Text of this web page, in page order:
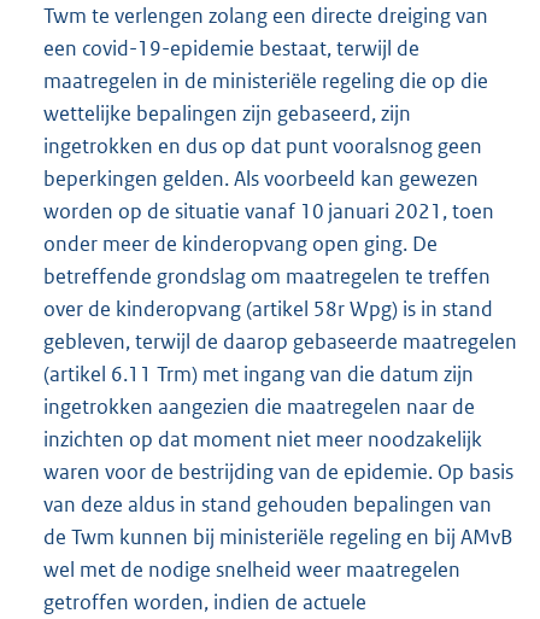
Twm te verlengen zolang een directe dreiging van
een covid-19-epidemie bestaat, terwijl de
maatregelen in de ministeriële regeling die op die
wettelijke bepalingen zijn gebaseerd, zijn
ingetrokken en dus op dat punt vooralsnog geen
beperkingen gelden. Als voorbeeld kan gewezen
worden op de situatie vanaf 10 januari 2021, toen
onder meer de kinderopvang open ging. De
betreffende grondslag om maatregelen te treffen
over de kinderopvang (artikel 58r Wpg) is in stand
gebleven, terwijl de daarop gebaseerde maatregelen
(artikel 6.11 Trm) met ingang van die datum zijn
ingetrokken aangezien die maatregelen naar de
inzichten op dat moment niet meer noodzakelijk
waren voor de bestrijding van de epidemie. Op basis
van deze aldus in stand gehouden bepalingen van
de Twm kunnen bij ministeriële regeling en bij AMvB
wel met de nodige snelheid weer maatregelen
getroffen worden, indien de actuele